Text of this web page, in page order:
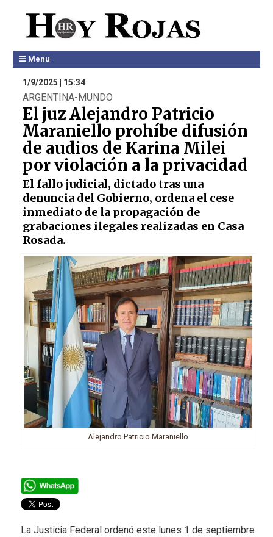
☰ Menu
1/9/2025 | 15:34
ARGENTINA-MUNDO
El juz Alejandro Patricio
Maraniello prohíbe difusión
de audios de Karina Milei
por violación a la privacidad
El fallo judicial, dictado tras una
denuncia del Gobierno, ordena el cese
inmediato de la propagación de
grabaciones ilegales realizadas en Casa
Rosada.
Alejandro Patricio Maraniello
La Justicia Federal ordenó este lunes 1 de septiembre